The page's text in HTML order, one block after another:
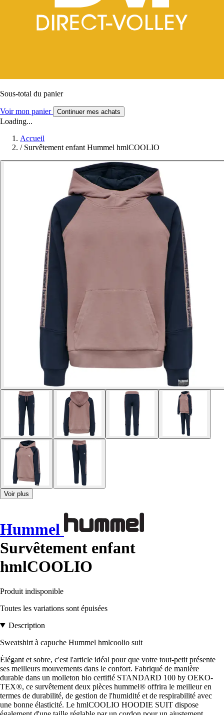
Sous-total du panier
Voir mon panier Continuer mes achats
Loading...
Accueil
/ Survêtement enfant Hummel hmlCOOLIO
Voir plus
Hummel
Survêtement enfant
hmlCOOLIO
Produit indisponible
Toutes les variations sont épuisées
Description
Sweatshirt à capuche Hummel hmlcoolio suit
Élégant et sobre, c'est l'article idéal pour que votre tout-petit présente
ses meilleurs mouvements dans le confort. Fabriqué de manière
durable dans un molleton bio certifié STANDARD 100 by OEKO-
TEX®, ce survêtement deux pièces hummel® offrira le meilleur en
termes de durabilité, de gestion de l'humidité et de respirabilité avec
une bonne élasticité. Le hmlCOOLIO HOODIE SUIT dispose